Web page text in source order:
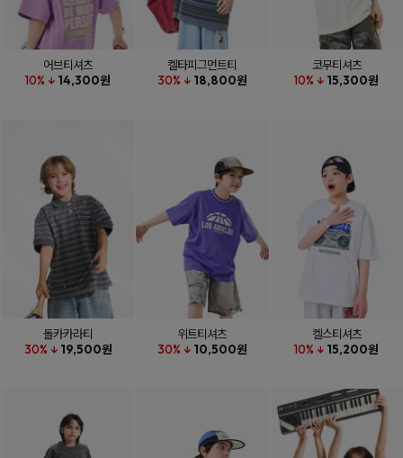
어브티셔츠
10% ↓ 14,300원
켈타피그먼트티
30% ↓ 18,800원
코무티셔츠
10% ↓ 15,300원
돌카카라티
30% ↓ 19,500원
위트티셔츠
30% ↓ 10,500원
켈스티셔츠
10% ↓ 15,200원